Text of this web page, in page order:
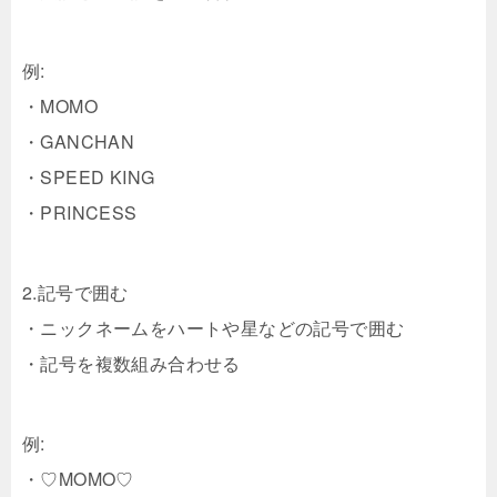
例:
・MOMO
・GANCHAN
・SPEED KING
・PRINCESS
2.記号で囲む
・ニックネームをハートや星などの記号で囲む
・記号を複数組み合わせる
例:
・♡MOMO♡